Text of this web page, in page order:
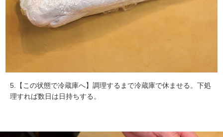
5.【この状態で冷蔵庫へ】調理するまで冷蔵庫で休ませる。下処
理すれば数日は日持ちする。